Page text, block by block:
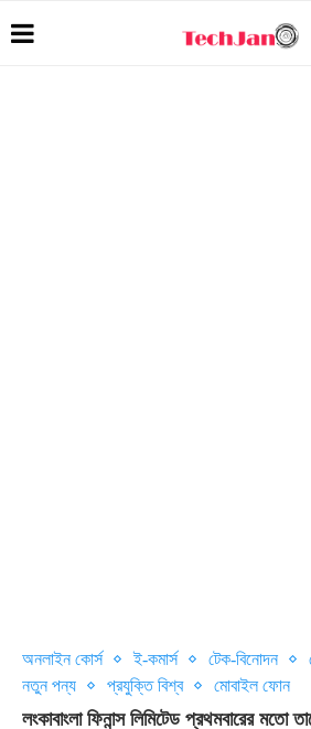
অনলাইন কোর্স ই-কমার্স টেক-বিনোদন
নতুন পন্য
প্রযুক্তি বিশ্ব মোবাইল ফোন
লংকাবাংলা ফিনান্স লিমিটেড প্রথমবারের মতো